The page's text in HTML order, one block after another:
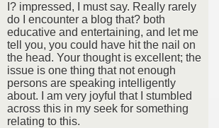
I? impressed, I must say. Really rarely
do I encounter a blog that? both
educative and entertaining, and let me
tell you, you could have hit the nail on
the head. Your thought is excellent; the
issue is one thing that not enough
persons are speaking intelligently
about. I am very joyful that I stumbled
across this in my seek for something
relating to this.